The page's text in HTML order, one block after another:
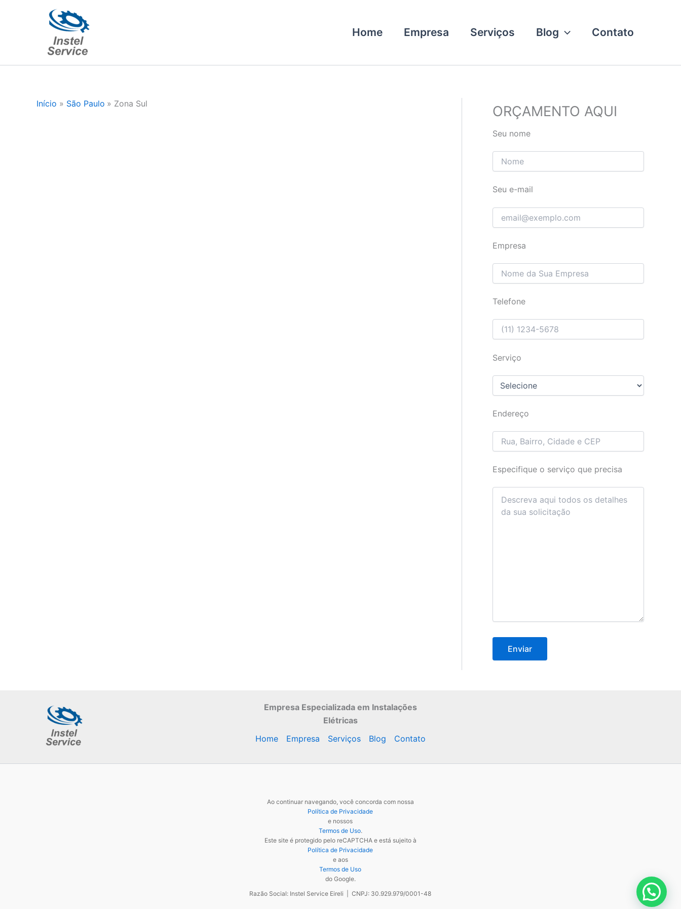
Home Empresa Serviços Blog Contato
Início São Paulo Zona Sul ORÇAMENTO AQUI
Seu nome
Seu e-mail
Empresa
Telefone
Serviço
Endereço
Especifique o serviço que precisa
Empresa Especializada em Instalações
Elétricas
Home
Empresa Serviços Blog Contato
Ao continuar navegando, você concorda com nossa
Política de Privacidade
e nossos
Termos de Uso.
Este site é protegido pelo reCAPTCHA e está sujeito à
Política de Privacidade
e aos
Termos de Uso
do Google.
Razão Social: Instel Service Eireli | CNPJ: 30.929.979/0001-48